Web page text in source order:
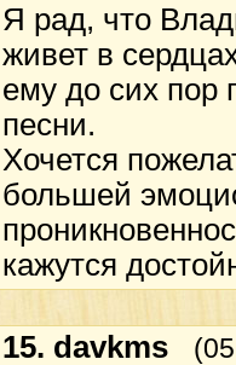
Я рад, что
живет в
ему до сих пор
песни.
Хочется
большей
кажутся
15. davkms